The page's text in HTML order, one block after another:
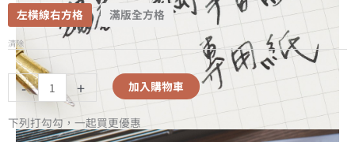
左橫線右方格 滿版全方格
清除
- + 加入購物車
下列打勾勾，一起買更優惠